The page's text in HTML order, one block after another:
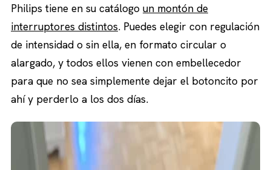
Philips tiene en su catálogo un montón de
interruptores distintos. Puedes elegir con regulación
de intensidad o sin ella, en formato circular o
alargado, y todos ellos vienen con embellecedor
para que no sea simplemente dejar el botoncito por
ahí y perderlo a los dos días.